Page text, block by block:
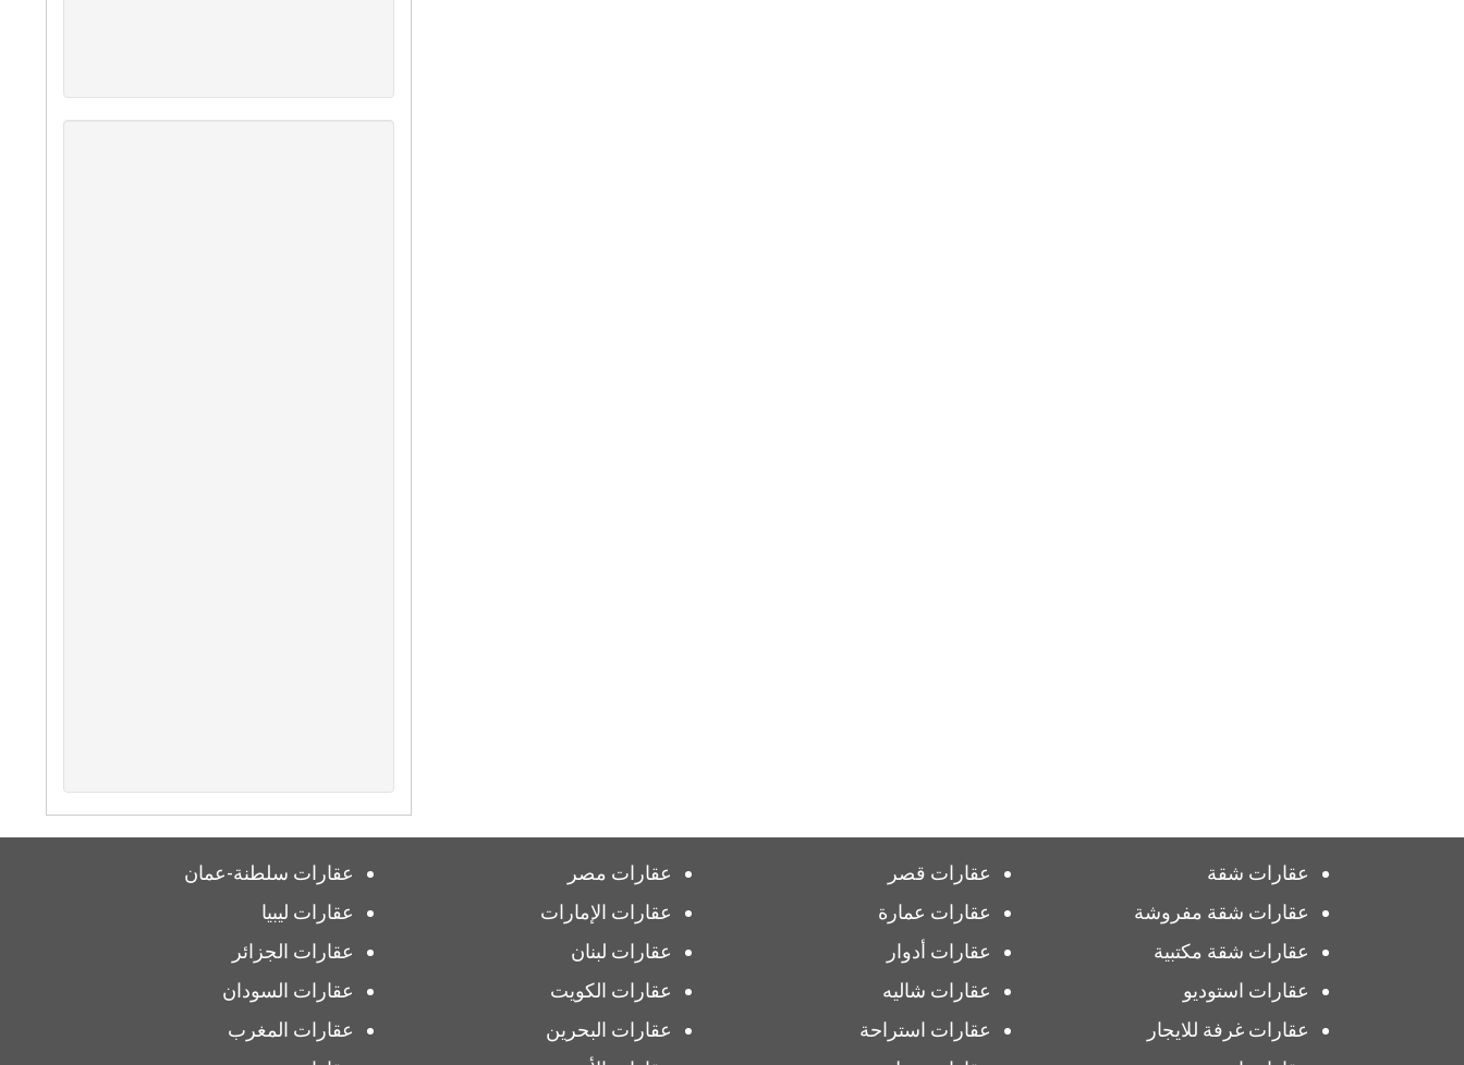
عقارات شقة
عقارات شقة مفروشة
عقارات شقة مكتبية
عقارات استوديو
عقارات غرفة للايجار
عقارات قصر
عقارات عمارة
عقارات أدوار
عقارات شاليه
عقارات استراحة
عقارات مصر
عقارات الإمارات
عقارات لبنان
عقارات الكويت
عقارات البحرين
عقارات سلطنة-عمان
عقارات ليبيا
عقارات الجزائر
عقارات السودان
عقارات المغرب